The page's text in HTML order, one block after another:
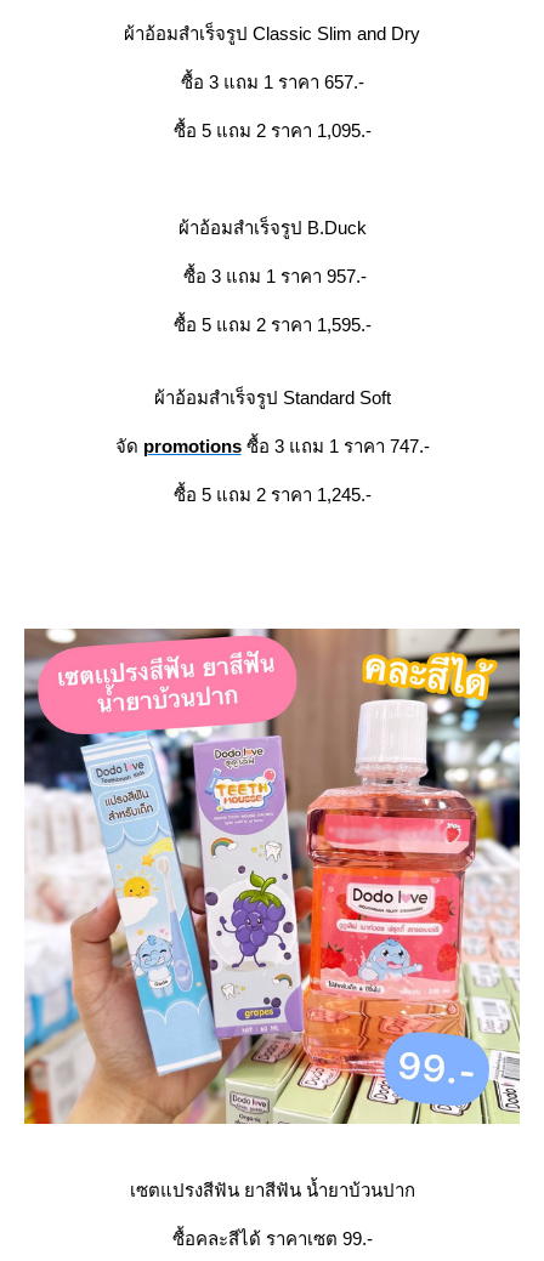
ผ้าอ้อมสำเร็จรูป Classic Slim and Dry
ซื้อ 3 แถม 1 ราคา 657.-
ซื้อ 5 แถม 2 ราคา 1,095.-
ผ้าอ้อมสำเร็จรูป B.Duck
ซื้อ 3 แถม 1 ราคา 957.-
ซื้อ 5 แถม 2 ราคา 1,595.-
ผ้าอ้อมสำเร็จรูป Standard Soft
จัด promotionsซื้อ 3 แถม 1 ราคา 747.-
ซื้อ 5 แถม 2 ราคา 1,245.-
เซตแปรงสีฟัน ยาสีฟัน น้ำยาบ้วนปาก
ซื้อคละสีได้ ราคาเซต 99.-